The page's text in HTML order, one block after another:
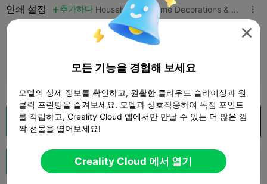
인쇄 설정  추가하다 Household  Home Decorations & Ornaments 
인쇄 설정 추가
더 많은 포인트 획득
클라우드 슬라이스 Creality Cloud 에서 열기 
Boost 133 131 

모든 기능을 경험해 보세요
모델의 상세 정보를 확인하고, 원활한 클라우드 슬라이싱과 원
클릭 프린팅을 즐겨보세요. 모델과 상호작용하여 독점 포인트
를 적립하고, Creality Cloud 앱에서만 만날 수 있는 더 많은 깜
짝 선물을 열어보세요!
Creality Cloud 에서 열기